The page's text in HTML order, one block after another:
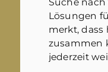
Lösungen
merkt, dass
zusammen
jederzeit